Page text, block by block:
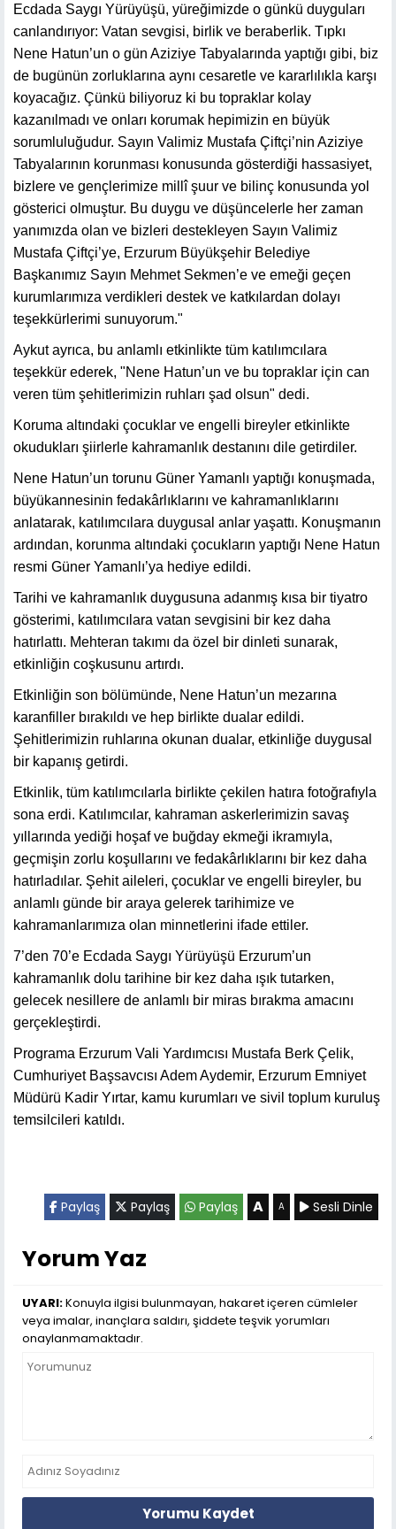
Ecdada Saygı Yürüyüşü, yüreğimizde o günkü duyguları
canlandırıyor: Vatan sevgisi, birlik ve beraberlik. Tıpkı
Nene Hatun’un o gün Aziziye Tabyalarında yaptığı gibi, biz
de bugünün zorluklarına aynı cesaretle ve kararlılıkla karşı
koyacağız. Çünkü biliyoruz ki bu topraklar kolay
kazanılmadı ve onları korumak hepimizin en büyük
sorumluluğudur. Sayın Valimiz Mustafa Çiftçi’nin Aziziye
Tabyalarının korunması konusunda gösterdiği hassasiyet,
bizlere ve gençlerimize millî şuur ve bilinç konusunda yol
gösterici olmuştur. Bu duygu ve düşüncelerle her zaman
yanımızda olan ve bizleri destekleyen Sayın Valimiz
Mustafa Çiftçi’ye, Erzurum Büyükşehir Belediye
Başkanımız Sayın Mehmet Sekmen’e ve emeği geçen
kurumlarımıza verdikleri destek ve katkılardan dolayı
teşekkürlerimi sunuyorum."
Aykut ayrıca, bu anlamlı etkinlikte tüm katılımcılara
teşekkür ederek, "Nene Hatun’un ve bu topraklar için can
veren tüm şehitlerimizin ruhları şad olsun" dedi.
Koruma altındaki çocuklar ve engelli bireyler etkinlikte
okudukları şiirlerle kahramanlık destanını dile getirdiler.
Nene Hatun’un torunu Güner Yamanlı yaptığı konuşmada,
büyükannesinin fedakârlıklarını ve kahramanlıklarını
anlatarak, katılımcılara duygusal anlar yaşattı. Konuşmanın
ardından, korunma altındaki çocukların yaptığı Nene Hatun
resmi Güner Yamanlı’ya hediye edildi.
Tarihi ve kahramanlık duygusuna adanmış kısa bir tiyatro
gösterimi, katılımcılara vatan sevgisini bir kez daha
hatırlattı. Mehteran takımı da özel bir dinleti sunarak,
etkinliğin coşkusunu artırdı.
Etkinliğin son bölümünde, Nene Hatun’un mezarına
karanfiller bırakıldı ve hep birlikte dualar edildi.
Şehitlerimizin ruhlarına okunan dualar, etkinliğe duygusal
bir kapanış getirdi.
Etkinlik, tüm katılımcılarla birlikte çekilen hatıra fotoğrafıyla
sona erdi. Katılımcılar, kahraman askerlerimizin savaş
yıllarında yediği hoşaf ve buğday ekmeği ikramıyla,
geçmişin zorlu koşullarını ve fedakârlıklarını bir kez daha
hatırladılar. Şehit aileleri, çocuklar ve engelli bireyler, bu
anlamlı günde bir araya gelerek tarihimize ve
kahramanlarımıza olan minnetlerini ifade ettiler.
7’den 70’e Ecdada Saygı Yürüyüşü Erzurum’un
kahramanlık dolu tarihine bir kez daha ışık tutarken,
gelecek nesillere de anlamlı bir miras bırakma amacını
gerçekleştirdi.
Programa Erzurum Vali Yardımcısı Mustafa Berk Çelik,
Cumhuriyet Başsavcısı Adem Aydemir, Erzurum Emniyet
Müdürü Kadir Yırtar, kamu kurumları ve sivil toplum kuruluş
temsilcileri katıldı.
Paylaş Paylaş Paylaş A A Sesli Dinle
Yorum Yaz
UYARI:Konuyla ilgisi bulunmayan, hakaret içeren cümleler
veya imalar, inançlara saldırı, şiddete teşvik yorumları
onaylanmamaktadır.
Yorumu Kaydet